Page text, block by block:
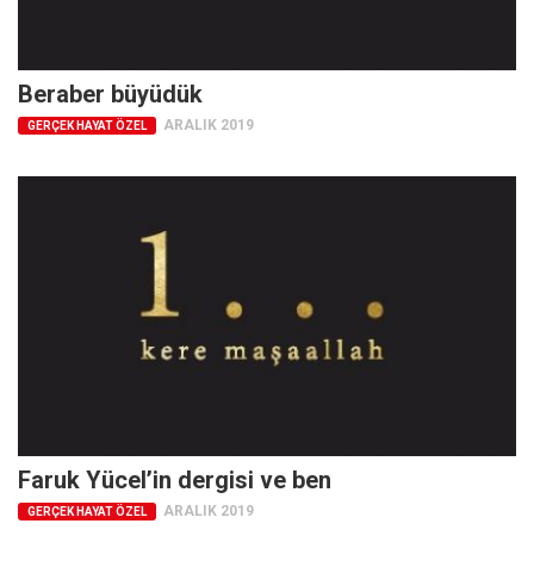
Beraber büyüdük
GERÇEK HAYAT ÖZEL ARALIK 2019
Faruk Yücel’in dergisi ve ben
GERÇEK HAYAT ÖZEL ARALIK 2019